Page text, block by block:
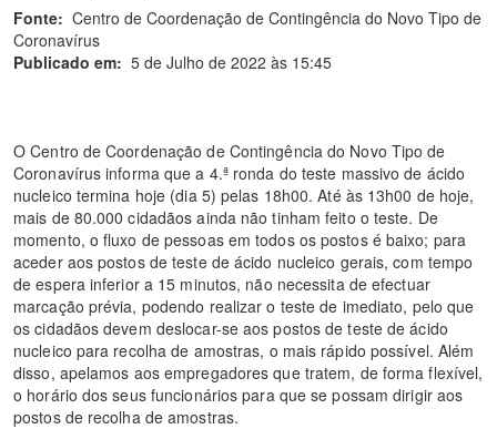
Fonte: Centro de Coordenação de Contingência do Novo Tipo de
Coronavírus
Publicado em: 5 de Julho de 2022 às 15:45
O Centro de Coordenação de Contingência do Novo Tipo de
Coronavírus informa que a 4.ª ronda do teste massivo de ácido
nucleico termina hoje (dia 5) pelas 18h00. Até às 13h00 de hoje,
mais de 80.000 cidadãos ainda não tinham feito o teste. De
momento, o fluxo de pessoas em todos os postos é baixo; para
aceder aos postos de teste de ácido nucleico gerais, com tempo
de espera inferior a 15 minutos, não necessita de efectuar
marcação prévia, podendo realizar o teste de imediato, pelo que
os cidadãos devem deslocar-se aos postos de teste de ácido
nucleico para recolha de amostras, o mais rápido possível. Além
disso, apelamos aos empregadores que tratem, de forma flexível,
o horário dos seus funcionários para que se possam dirigir aos
postos de recolha de amostras.